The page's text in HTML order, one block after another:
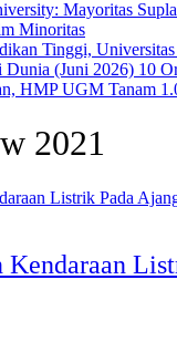
Minoritas
10
2021
Kendaraan